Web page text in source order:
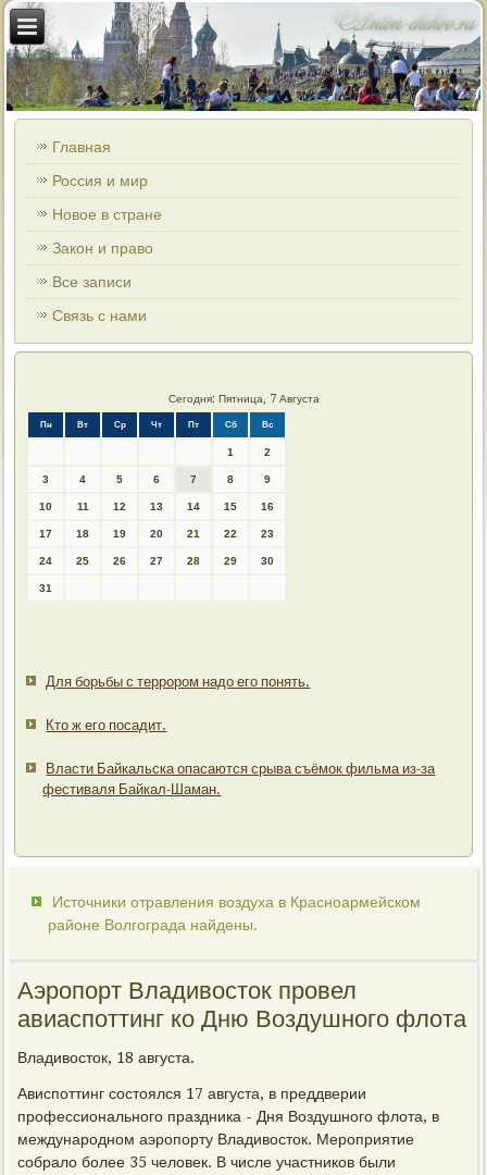
Главная
Россия и мир
Новое в стране
Закон и право
Все записи
Связь с нами
Сегодня: Пятница, 7 Августа
Пн Вт Ср Чт Пт Сб Вс
1 2
3 4 5 6 7 8 9
10 11 12 13 14 15 16
17 18 19 20 21 22 23
24 25 26 27 28 29 30
31
Для борьбы с террором надо его понять.
Кто ж его посадит.
Власти Байкальска опасаются срыва съёмок фильма из-за
фестиваля Байкал-Шаман.
Источники отравления воздуха в Красноармейском
районе Волгограда найдены.
Аэропорт Владивосток провел
авиаспоттинг ко Дню Воздушного флота
Владивосток, 18 августа.
Ависпоттинг состоялся 17 августа, в преддверии
профессионального праздника - Дня Воздушного флота, в
международном аэропорту Владивосток. Мероприятие
собрало более 35 человек. В числе участников были